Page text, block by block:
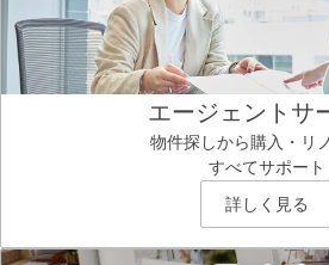
エージェントサ
物件探しから購入・リ
すべてサポート
詳しく見る